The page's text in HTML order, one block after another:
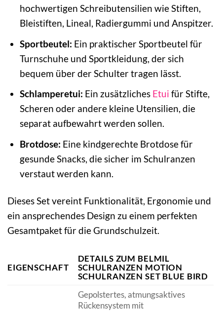
hochwertigen Schreibutensilien wie Stiften,
Bleistiften, Lineal, Radiergummi und Anspitzer.
Sportbeutel: Ein praktischer Sportbeutel für
Turnschuhe und Sportkleidung, der sich
bequem über der Schulter tragen lässt.
Schlamperetui: Ein zusätzliches Etui für Stifte,
Scheren oder andere kleine Utensilien, die
separat aufbewahrt werden sollen.
Brotdose: Eine kindgerechte Brotdose für
gesunde Snacks, die sicher im Schulranzen
verstaut werden kann.
Dieses Set vereint Funktionalität, Ergonomie und
ein ansprechendes Design zu einem perfekten
Gesamtpaket für die Grundschulzeit.
EIGENSCHAFT
DETAILS ZUM BELMIL
SCHULRANZEN MOTION
SCHULRANZEN SET BLUE BIRD
Gepolstertes, atmungsaktives
Rückensystem mit